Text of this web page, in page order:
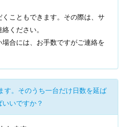
こともできます。その際は、サ
ください。
場合には、お手数ですがご連絡を
す。そのうち一台だけ日数を延ば
いですか？